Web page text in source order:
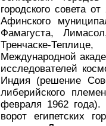
городского совета
Афинского
Фамагуста,
Тренчаске-
Международной
исследователей
Индия (решение
либерийского
февраля 1962
ворот египетских